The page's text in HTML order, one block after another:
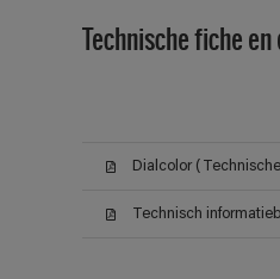
Technische fiche
Dialcolor
Technisch